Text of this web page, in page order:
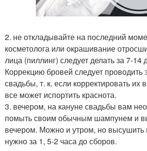
2. не откладывайте на последний
косметолога или окрашивание
лица (пиллинг) следует делать за 7-14
Коррекцию бровей следует проводить
свадьбы, т. к. если корректировать их
все может испортить краснота.
3. вечером, на кануне свадьбы вам
помыть своим обычным шампунем и
вечером. Можно и утром, но
нужно за 1, 5-2 часа до сборов.